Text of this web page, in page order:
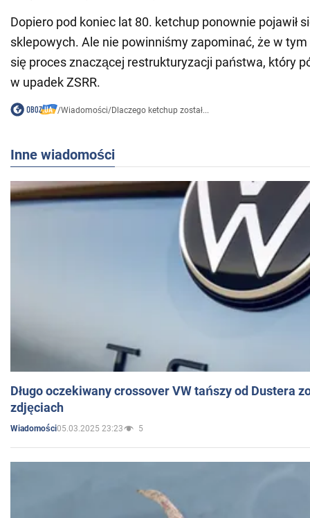
Dopiero pod koniec lat 80. ketchup ponownie pojawił
sklepowych. Ale nie powinniśmy zapominać, że w tym
się proces znaczącej restrukturyzacji państwa, który
w upadek ZSRR.
/Wiadomości/Dlaczego ketchup został...
Inne wiadomości
Długo oczekiwany crossover VW tańszy od Dustera
zdjęciach
Wiadomości05.03.2025 23:23 5